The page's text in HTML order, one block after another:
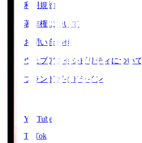
利用規約
著作権について
お問い合わせ
ウェブアクセシビリティについて
ブランドガイドライン
YouTube
TikTok